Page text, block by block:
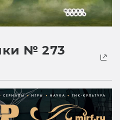
№ 273